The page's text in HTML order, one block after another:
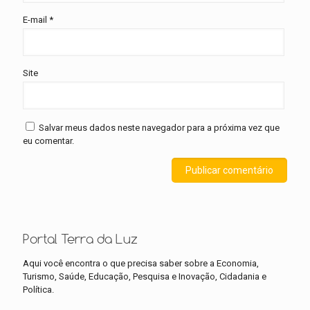
E-mail *
Site
Salvar meus dados neste navegador para a próxima vez que
eu comentar.
Portal Terra da Luz
Aqui você encontra o que precisa saber sobre a Economia,
Turismo, Saúde, Educação, Pesquisa e Inovação, Cidadania e
Política.